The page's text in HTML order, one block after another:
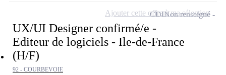
UX/UI Designer confirmé/e -
Editeur de logiciels - Ile-de-France
(H/F)
92 - COURBEVOIE
CDINon renseigné
Ajouter cette offre à ma sélection